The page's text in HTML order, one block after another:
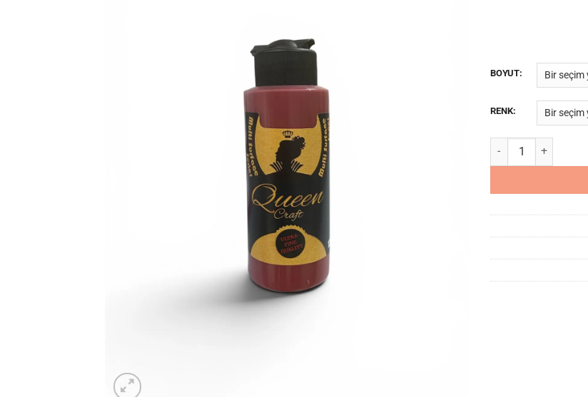
BOYUT:
RENK:
Queen Craft Multi adet